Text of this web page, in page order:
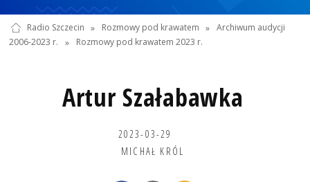
Radio Szczecin » Rozmowy pod krawatem » Archiwum audycji
2006-2023 r.
» Rozmowy pod krawatem 2023 r.
Artur Szałabawka
2023-03-29
MICHAŁ KRÓL